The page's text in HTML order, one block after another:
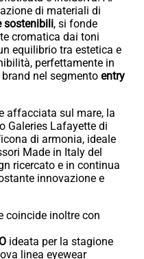
di materiali di
sostenibili, si fonde
cromatica dai toni
equilibrio tra estetica e
perfettamente in
nel segmento entry
affacciata sul mare, la
Galeries Lafayette di
di armonia, ideale
Made in Italy del
ricercato e in continua
innovazione e
coincide inoltre con
ideata per la stagione
linea eyewear